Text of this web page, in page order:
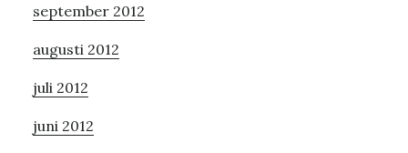
september 2012
augusti 2012
juli 2012
juni 2012